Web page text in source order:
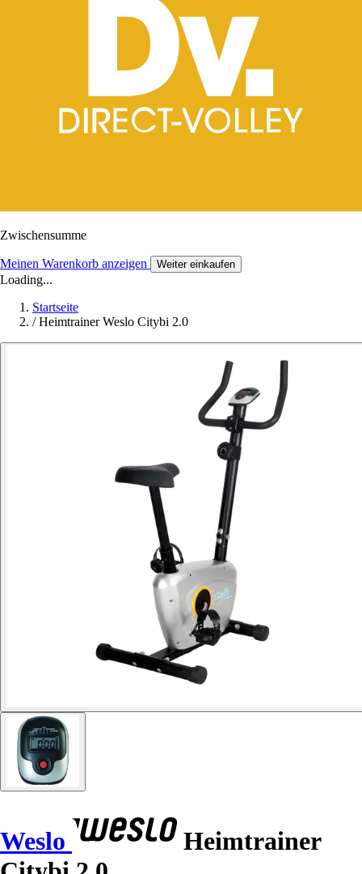
Zwischensumme
Meinen Warenkorb anzeigen Weiter einkaufen
Loading...
Startseite
/ Heimtrainer Weslo Citybi 2.0
Weslo
Heimtrainer